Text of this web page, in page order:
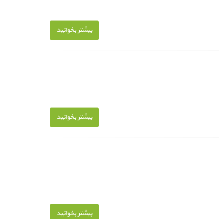
بیشتر بخوانید
بیشتر بخوانید
بیشتر بخوانید